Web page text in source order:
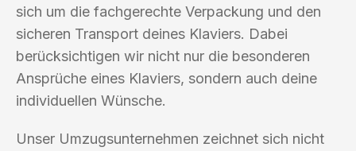
sich um die fachgerechte Verpackung und den
sicheren Transport deines Klaviers. Dabei
berücksichtigen wir nicht nur die besonderen
Ansprüche eines Klaviers, sondern auch deine
individuellen Wünsche.
Unser Umzugsunternehmen zeichnet sich nicht